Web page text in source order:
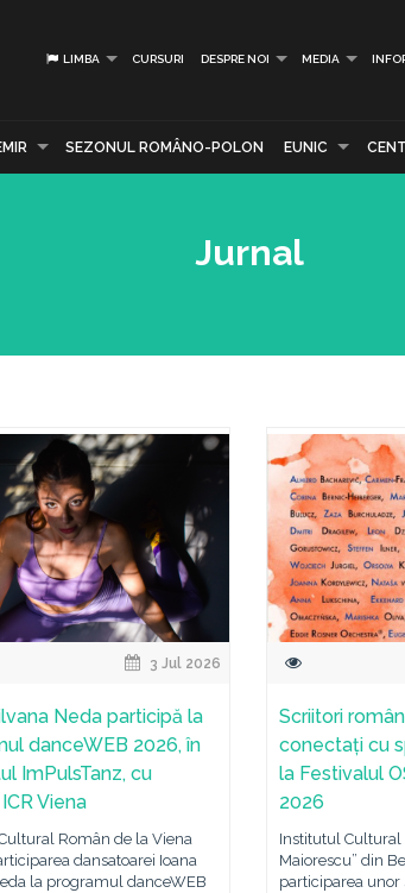
LIMBA CURSURI DESPRE NOI MEDIA
SEZONUL ROMÂNO-POLON EUNIC
Jurnal
3 Jul 2026
Neda participă la
danceWEB 2026, în
ImPulsTanz, cu
Viena
Român de la Viena
dansatoarei Ioana
la programul danceWEB
Scriitori
conectați cu
la Festivalul
2026
Institutul Cultural
Maiorescu” din
participarea unor